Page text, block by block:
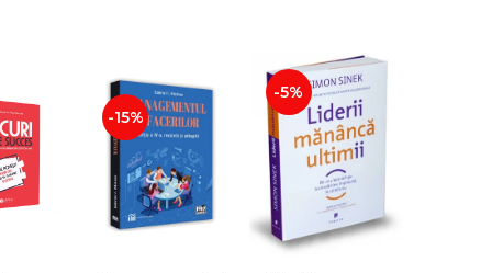
-15%
-5%